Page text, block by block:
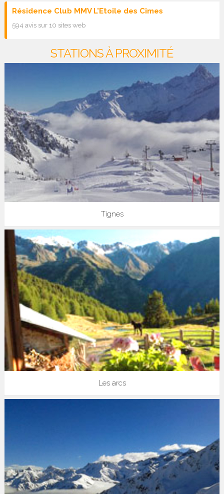
Résidence Club MMV L'Etoile des Cimes
594 avis sur 10 sites web
STATIONS À PROXIMITÉ
Tignes
Les arcs